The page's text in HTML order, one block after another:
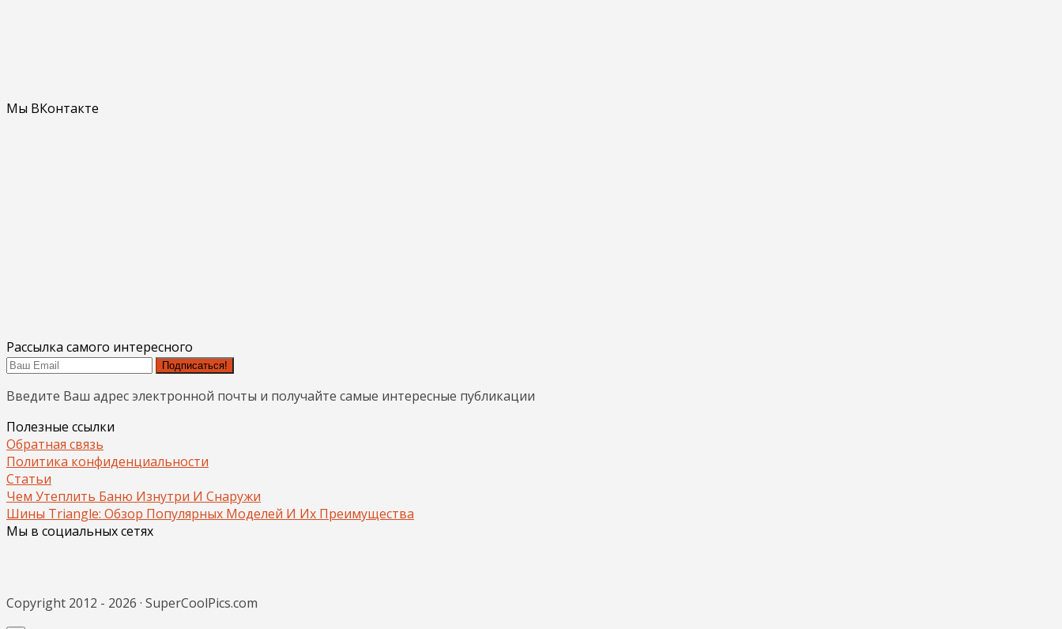
Мы ВКонтакте
Рассылка самого интересного
Подписаться!
Введите Ваш адрес электронной почты и получайте самые интересные публикации
Полезные ссылки
Обратная связь
Политика конфиденциальности
Статьи
Чем Утеплить Баню Изнутри И Снаружи
Шины Triangle: Обзор Популярных Моделей И Их Преимущества
Мы в социальных сетях
Copyright 2012 - 2026 · SuperCoolPics.com